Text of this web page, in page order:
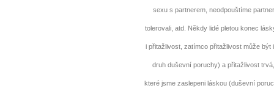
sexu s partnerem, neodpouštíme
tolerovali, atd. Někdy lidé pletou konec
i přitažlivost, zatímco přitažlivost může
druh duševní poruchy) a přitažlivost
které jsme zaslepeni láskou (duševní